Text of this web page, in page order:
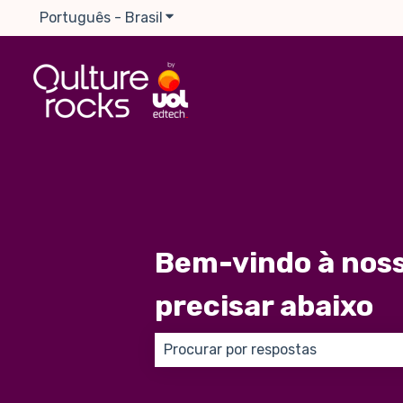
Português - Brasil Mostrar submenu para traduções
Bem-vindo à
precisar abaixo